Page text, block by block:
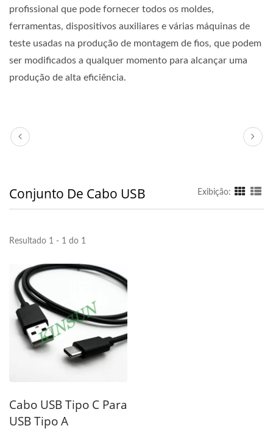
profissional que pode fornecer todos os moldes,
ferramentas, dispositivos auxiliares e várias máquinas de
teste usadas na produção de montagem de fios, que podem
ser modificados a qualquer momento para alcançar uma
produção de alta eficiência.
Conjunto De Cabo USB Exibição:
Resultado 1 - 1 do 1
Cabo USB Tipo C Para
USB Tipo A